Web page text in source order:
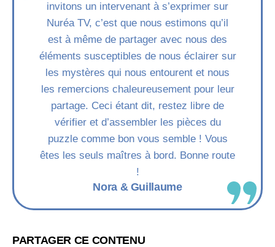
invitons un intervenant à s’exprimer sur
Nuréa TV, c’est que nous estimons qu’il
est à même de partager avec nous des
éléments susceptibles de nous éclairer sur
les mystères qui nous entourent et nous
les remercions chaleureusement pour leur
partage. Ceci étant dit, restez libre de
vérifier et d’assembler les pièces du
puzzle comme bon vous semble ! Vous
êtes les seuls maîtres à bord. Bonne route
!
Nora & Guillaume
PARTAGER CE CONTENU